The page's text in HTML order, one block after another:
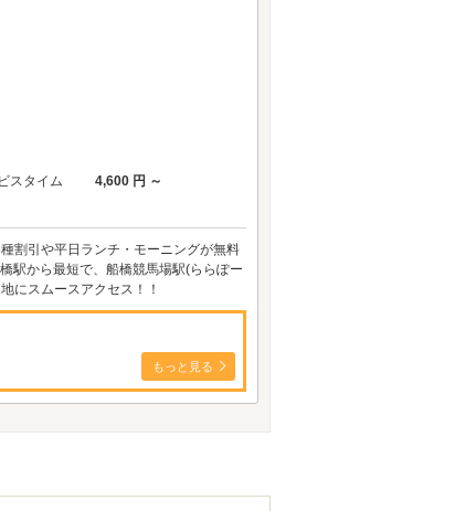
スタイム
4,600 円 ～
割引や平日ランチ・モーニングが無料
駅から最短で、船橋競馬場駅(ららぽー
にスムースアクセス！！
もっと見る